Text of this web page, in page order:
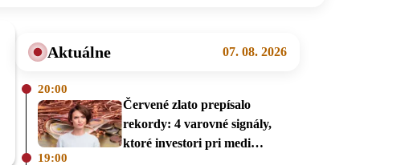
Aktuálne 07. 08. 2026
20:00
Červené zlato prepísalo
rekordy: 4 varovné signály,
ktoré investori pri medi
19:00